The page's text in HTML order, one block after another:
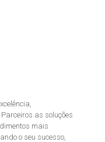
as soluções
mais
o seu sucesso,